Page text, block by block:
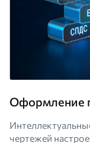
Оформление
чертежей